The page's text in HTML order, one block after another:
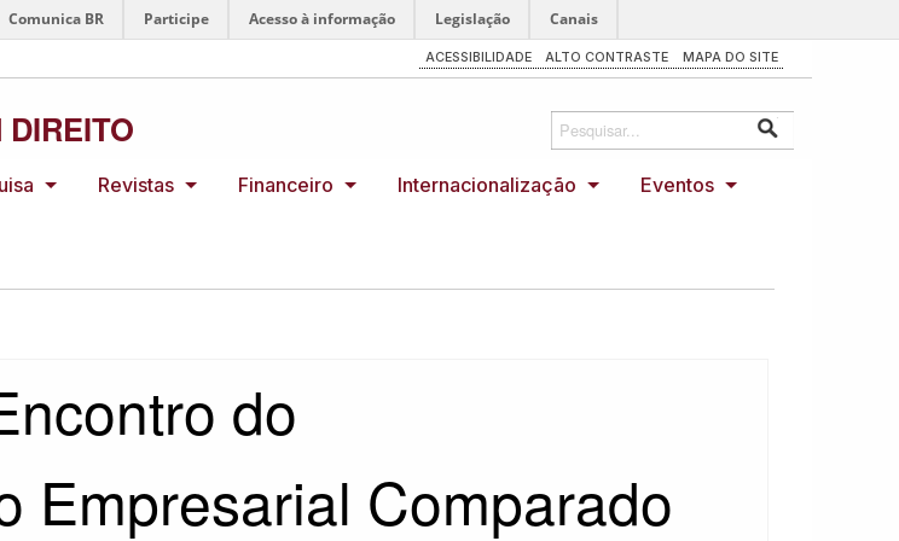
Comunica BR Participe Acesso à informação Legislação Canais
ACESSIBILIDADE ALTO CONTRASTE MAPA DO SITE
Revistas Financeiro Internacionalização Eventos
do
Empresarial Comparado